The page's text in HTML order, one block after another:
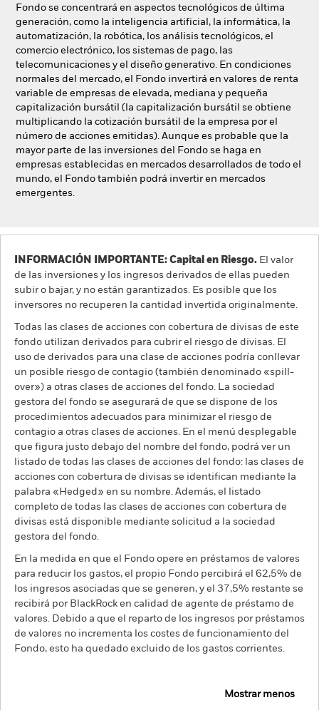
Fondo se concentrará en aspectos tecnológicos de última
generación, como la inteligencia artificial, la informática, la
automatización, la robótica, los análisis tecnológicos, el
comercio electrónico, los sistemas de pago, las
telecomunicaciones y el diseño generativo. En condiciones
normales del mercado, el Fondo invertirá en valores de renta
variable de empresas de elevada, mediana y pequeña
capitalización bursátil (la capitalización bursátil se obtiene
multiplicando la cotización bursátil de la empresa por el
número de acciones emitidas). Aunque es probable que la
mayor parte de las inversiones del Fondo se haga en
empresas establecidas en mercados desarrollados de todo el
mundo, el Fondo también podrá invertir en mercados
emergentes.
INFORMACIÓN IMPORTANTE: Capital en Riesgo. El valor
de las inversiones y los ingresos derivados de ellas pueden
subir o bajar, y no están garantizados. Es posible que los
inversores no recuperen la cantidad invertida originalmente.
Todas las clases de acciones con cobertura de divisas de este
fondo utilizan derivados para cubrir el riesgo de divisas. El
uso de derivados para una clase de acciones podría conllevar
un posible riesgo de contagio (también denominado «spill-
over») a otras clases de acciones del fondo. La sociedad
gestora del fondo se asegurará de que se dispone de los
procedimientos adecuados para minimizar el riesgo de
contagio a otras clases de acciones. En el menú desplegable
que figura justo debajo del nombre del fondo, podrá ver un
listado de todas las clases de acciones del fondo: las clases de
acciones con cobertura de divisas se identifican mediante la
palabra «Hedged» en su nombre. Además, el listado
completo de todas las clases de acciones con cobertura de
divisas está disponible mediante solicitud a la sociedad
gestora del fondo.
En la medida en que el Fondo opere en préstamos de valores
para reducir los gastos, el propio Fondo percibirá el 62,5% de
los ingresos asociadas que se generen, y el 37,5% restante se
recibirá por BlackRock en calidad de agente de préstamo de
valores. Debido a que el reparto de los ingresos por préstamos
de valores no incrementa los costes de funcionamiento del
Fondo, esto ha quedado excluido de los gastos corrientes.
Mostrar menos